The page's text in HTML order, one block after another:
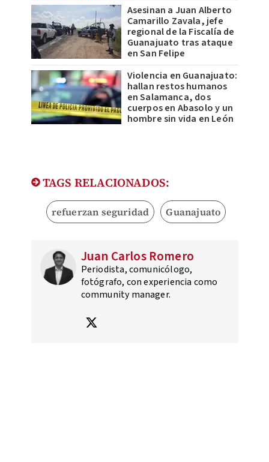
Asesinan a Juan Alberto
Camarillo Zavala, jefe
regional de la Fiscalía de
Guanajuato tras ataque
en San Felipe
Violencia en Guanajuato:
hallan restos humanos
en Salamanca, dos
cuerpos en Abasolo y un
hombre sin vida en León
TAGS RELACIONADOS:
refuerzan seguridad Guanajuato
Juan Carlos Romero
Periodista, comunicólogo,
fotógrafo, con experiencia como
community manager.